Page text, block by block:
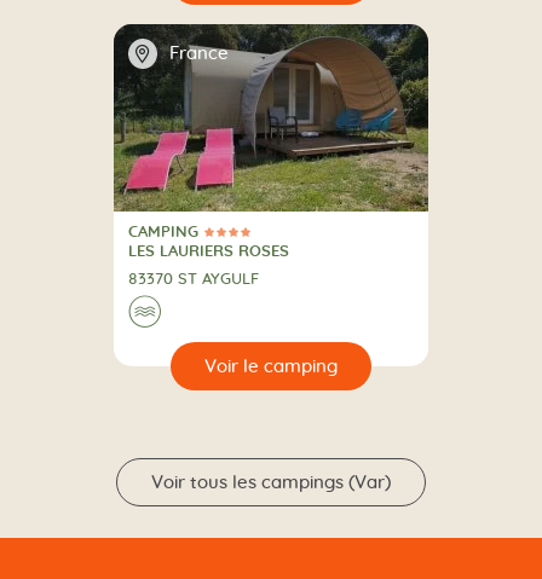
📍 France
4 Étoiles
CAMPING
CAMPING
LES LAURIERS ROSES
83370 ST AYGULF
Au bord de l'eau
🌊
Voir tous les campings (Var)